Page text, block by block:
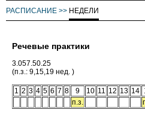
РАСПИСАНИЕ >> НЕДЕЛИ
Речевые практики
3.057.50.25
(п.з.: 9,15,19 нед. )
1 2 3 4 5 6 7 8 9 10 11 12 13 14
п.з.